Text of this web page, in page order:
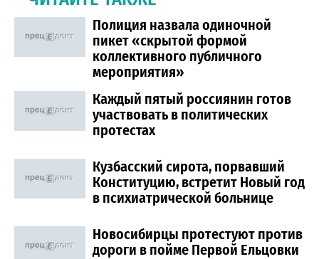
Полиция назвала одиночной
пикет «скрытой формой
коллективного публичного
мероприятия»
Каждый пятый россиянин готов
участвовать в политических
протестах
Кузбасский сирота, порвавший
Конституцию, встретит Новый год
в психиатрической больнице
Новосибирцы протестуют против
дороги в пойме Первой Ельцовки